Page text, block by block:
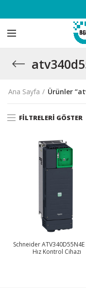
Ana Sayfa Ürünler
FILTRELERI GÖSTER
Schneider ATV340D55N4E
Hız Kontrol Cihazı